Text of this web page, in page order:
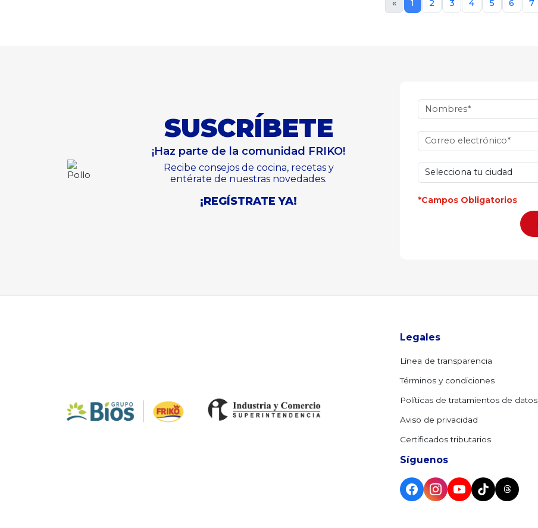
« 1 2 3 4 5 6 7
SUSCRÍBETE
¡Haz parte de la comunidad FRIKO!
Recibe consejos de cocina, recetas y
entérate de nuestras novedades.
¡REGÍSTRATE YA! *Campos Obligatorios
Legales
Línea de transparencia
Términos y condiciones
Políticas de tratamientos de datos
Aviso de privacidad
Certificados tributarios
Síguenos